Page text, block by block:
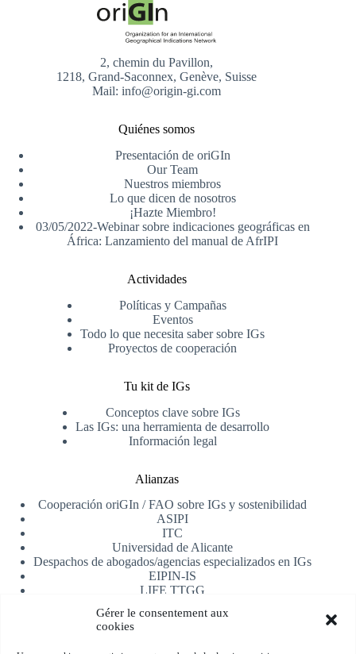
Gérer le consentement aux
cookies
2, chemin du Pavillon,
1218, Grand-Saconnex, Genève, Suisse
Mail: info@origin-gi.com
Quiénes somos
Presentación de oriGIn
Our Team
Nuestros miembros
Lo que dicen de nosotros
¡Hazte Miembro!
03/05/2022-Webinar sobre indicaciones geográficas en
África: Lanzamiento del manual de AfrIPI
Actividades
Políticas y Campañas
Eventos
Todo lo que necesita saber sobre IGs
Proyectos de cooperación
Tu kit de IGs
Conceptos clave sobre IGs
Las IGs: una herramienta de desarrollo
Información legal
Alianzas
Cooperación oriGIn / FAO sobre IGs y sostenibilidad
ASIPI
ITC
Universidad de Alicante
Despachos de abogados/agencias especializados en IGs
EIPIN-IS
LIFE TTGG